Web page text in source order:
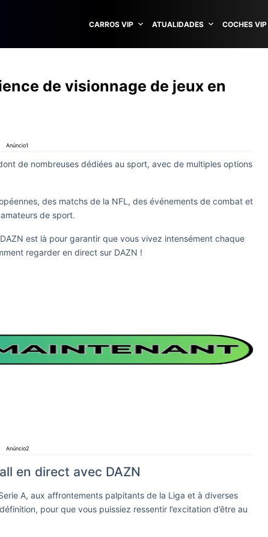
CARROS VIP ATUALIDADES COCHES VIP
de visionnage de jeux en
Anúncio1
de nombreuses dédiées au sport, avec de multiples options
des matchs de la NFL, des événements de combat et
de sport.
est là pour garantir que vous vivez intensément chaque
regarder en direct sur DAZN !
Anúncio2
en direct avec DAZN
A, aux affrontements palpitants de la Liga et à diverses
pour que vous puissiez ressentir l’excitation d’être au